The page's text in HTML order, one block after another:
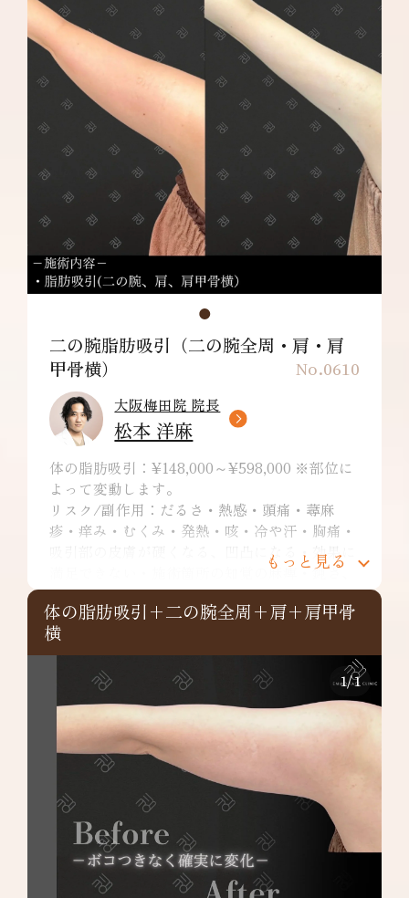
No.0610
二の腕脂肪吸引（二の腕全周・肩・肩
甲骨横）
大阪梅田院 院長
松本 洋麻
体の脂肪吸引：¥148,000～¥598,000 ※部位に
よって変動します。
リスク/副作用：だるさ・熱感・頭痛・蕁麻
疹・痒み・むくみ・発熱・咳・冷や汗・胸痛・
吸引部の皮膚が硬くなる、凹凸になる・効果に
満足できない・施術箇所の知覚の麻痺・鈍さ、
しびれ・皮膚の色素沈着などを生じることがあ
ります。
二の腕全周：¥349,800～
リスク/副作用：だるさ・熱感・頭痛・蕁麻
疹・痒み・むくみ・発熱・咳・冷や汗・胸痛・
吸引部の皮膚が硬くなる、凹凸になる・効果に
満足できない・施術箇所の知覚の麻痺・鈍さ、
しびれ・皮膚の色素沈着など
肩：¥148,000～
リスク/副作用：だるさ・熱感・頭痛・蕁麻
疹・痒み・むくみ・発熱・咳・冷や汗・胸痛・
吸引部の皮膚が硬くなる、凹凸になる・効果に
満足できない・施術箇所の知覚の麻痺・鈍さ、
しびれ・皮膚の色素沈着などを生じることがあ
ります。
もっと見る
体の脂肪吸引+二の腕全周+肩+肩甲骨
横
1/1